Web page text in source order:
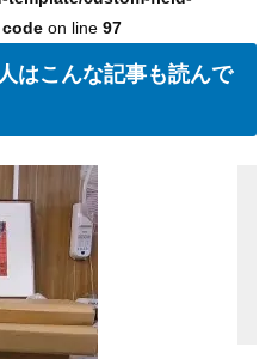
on line 97
はこんな記事も読んで